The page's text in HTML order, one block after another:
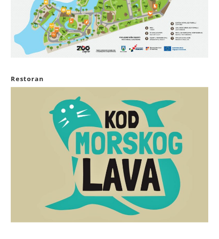
Restoran